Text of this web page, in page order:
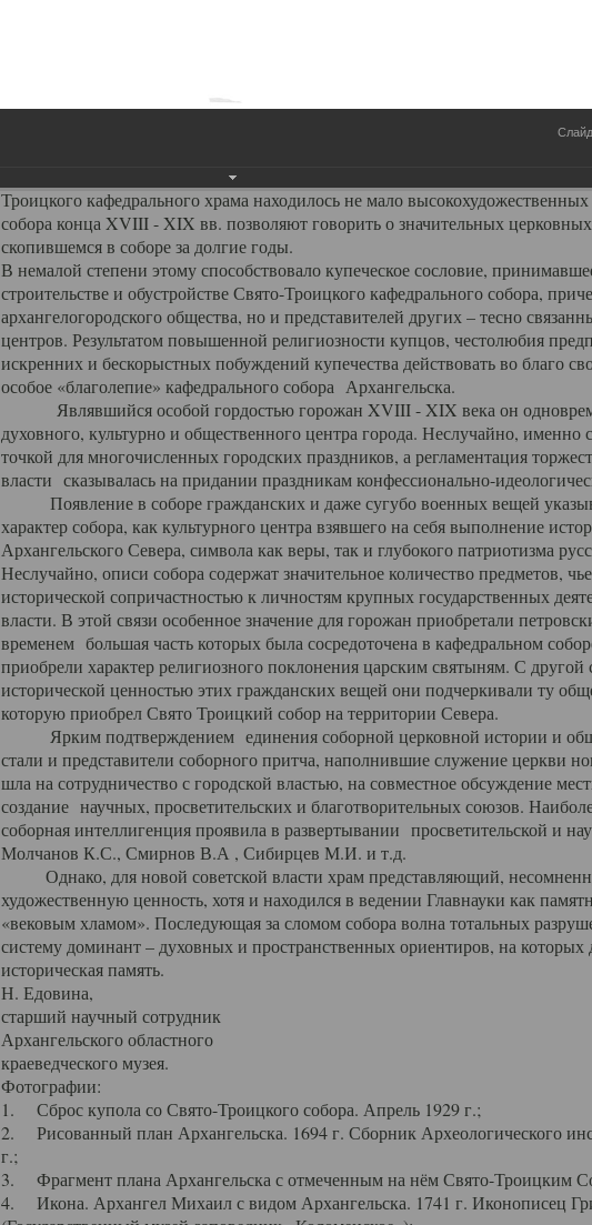
Масштабность, благолепие и богатство собора, вполне оправдывали его
заслуженно выделяя из многочисленных культовых построек города.
иконостас украшенный колоннами ионического стиля, с единственными
царскими вратами, изящным фронтоном и множеством резных,
собой поистине художественную ценность. В совокупности же с
шитьем, многочисленными предметами церковной утвари интерьер
неповторимый красочный ансамбль декоративного убранства собора, на
поражающий воображение своих посетителей. В соборной ризнице,
Троицкого кафедрального храма находилось не мало
собора конца XVIII - XIX вв. позволяют говорить о значительных
скопившемся в соборе за долгие годы.
В немалой степени этому способствовало купеческое сословие,
строительстве и обустройстве Свято-Троицкого кафедрального собора,
архангелогородского общества, но и представителей других – тесно
центров. Результатом повышенной религиозности купцов, честолюбия
искренних и бескорыстных побуждений купечества действовать во благо
особое «благолепие» кафедрального собора Архангельска.
Являвшийся особой гордостью горожан XVIII - XIX века он
духовного, культурно и общественного центра города. Неслучайно, именно
точкой для многочисленных городских праздников, а регламентация
власти сказывалась на придании праздникам конфессионально-
Появление в соборе гражданских и даже сугубо военных вещей
характер собора, как культурного центра взявшего на себя выполнение
Архангельского Севера, символа как веры, так и глубокого патриотизма
Неслучайно, описи собора содержат значительное количество предметов,
исторической сопричастностью к личностям крупных государственных
власти. В этой связи особенное значение для горожан приобретали
временем большая часть которых была сосредоточена в кафедральном
приобрели характер религиозного поклонения царским святыням. С
исторической ценностью этих гражданских вещей они подчеркивали ту
которую приобрел Свято Троицкий собор на территории Севера.
Ярким подтверждением единения соборной церковной истории и
стали и представители соборного притча, наполнившие служение церкви
шла на сотрудничество с городской властью, на совместное обсуждение
создание научных, просветительских и благотворительных союзов.
соборная интеллигенция проявила в развертывании просветительской и
Молчанов К.С., Смирнов В.А , Сибирцев М.И. и т.д.
Однако, для новой советской власти храм представляющий,
художественную ценность, хотя и находился в ведении Главнауки как
«вековым хламом». Последующая за сломом собора волна тотальных
систему доминант – духовных и пространственных ориентиров, на которых
историческая память.
Н. Едовина,
старший научный сотрудник
Архангельского областного
краеведческого музея.
Фотографии:
1. Сброс купола со Свято-Троицкого собора. Апрель 1929 г.;
2. Рисованный план Архангельска. 1694 г. Сборник Археологического
г.;
3. Фрагмент плана Архангельска с отмеченным на нём Свято-Троицким
4. Икона. Архангел Михаил с видом Архангельска. 1741 г. Иконописец